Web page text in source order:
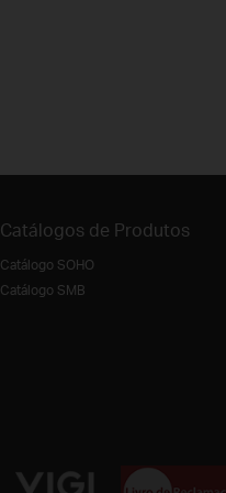
Catálogos de Produtos
Catálogo SOHO
Catálogo SMB